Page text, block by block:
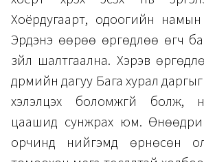
Хоёрдугаарт, одоогийн
Эрдэнэ өөрөө өргөдлөө өгч
зүйл шалтгаална. Хэрэв
дүрмийн дагуу Бага хурал
хэлэлцэх боломжгүй болж,
цаашид сунжрах юм.
орчинд нийгэмд өрнөсөн